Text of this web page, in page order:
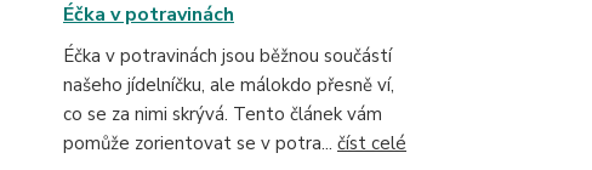
Éčka v potravinách
Éčka v potravinách jsou běžnou součástí
našeho jídelníčku, ale málokdo přesně ví,
co se za nimi skrývá. Tento článek vám
pomůže zorientovat se v potra... číst celé